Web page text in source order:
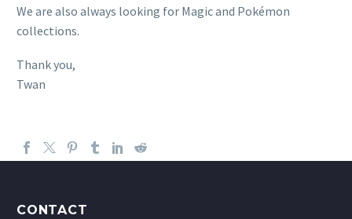
We are also always looking for Magic and Pokémon
collections.
Thank you,
Twan
CONTACT